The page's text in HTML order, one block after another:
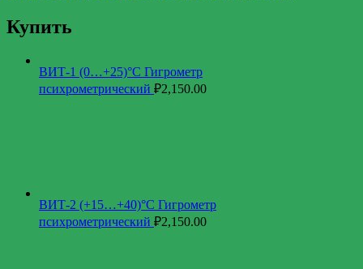
Купить
ВИТ-1 (0…+25)°С Гигрометр
психрометрический ₽2,150.00
ВИТ-2 (+15…+40)°С Гигрометр
психрометрический ₽2,150.00